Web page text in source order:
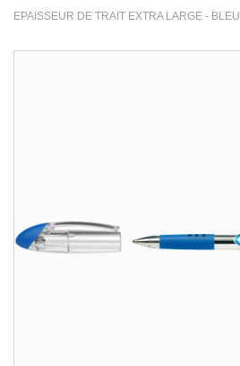
EPAISSEUR DE TRAIT EXTRA LARGE - BLEU